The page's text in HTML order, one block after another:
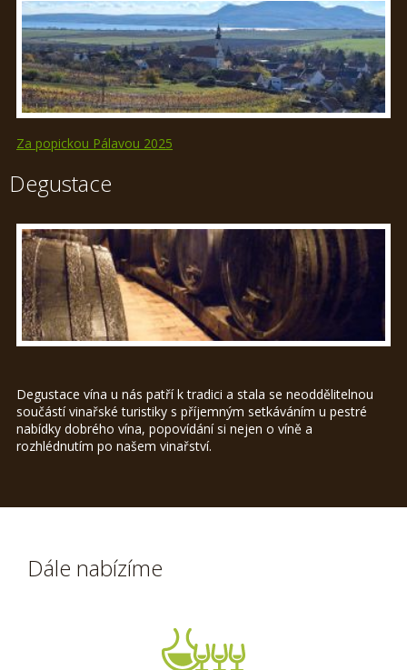
Za popickou Pálavou 2025
Degustace
Degustace vína u nás patří k tradici a stala se neoddělitelnou
součástí vinařské turistiky s příjemným setkáváním u pestré
nabídky dobrého vína, popovídání si nejen o víně a
rozhlédnutím po našem vinařství.
Dále nabízíme